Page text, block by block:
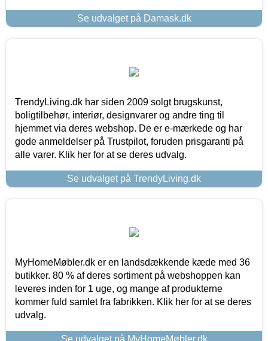
Se udvalget på Damask.dk
TrendyLiving.dk har siden 2009 solgt brugskunst,
boligtilbehør, interiør, designvarer og andre ting til
hjemmet via deres webshop. De er e-mærkede og har
gode anmeldelser på Trustpilot, foruden prisgaranti på
alle varer. Klik her for at se deres udvalg.
Se udvalget på TrendyLiving.dk
MyHomeMøbler.dk er en landsdækkende kæde med 36
butikker. 80 % af deres sortiment på webshoppen kan
leveres inden for 1 uge, og mange af produkterne
kommer fuld samlet fra fabrikken. Klik her for at se deres
udvalg.
Se udvalget på MyHomeMøbler.dk